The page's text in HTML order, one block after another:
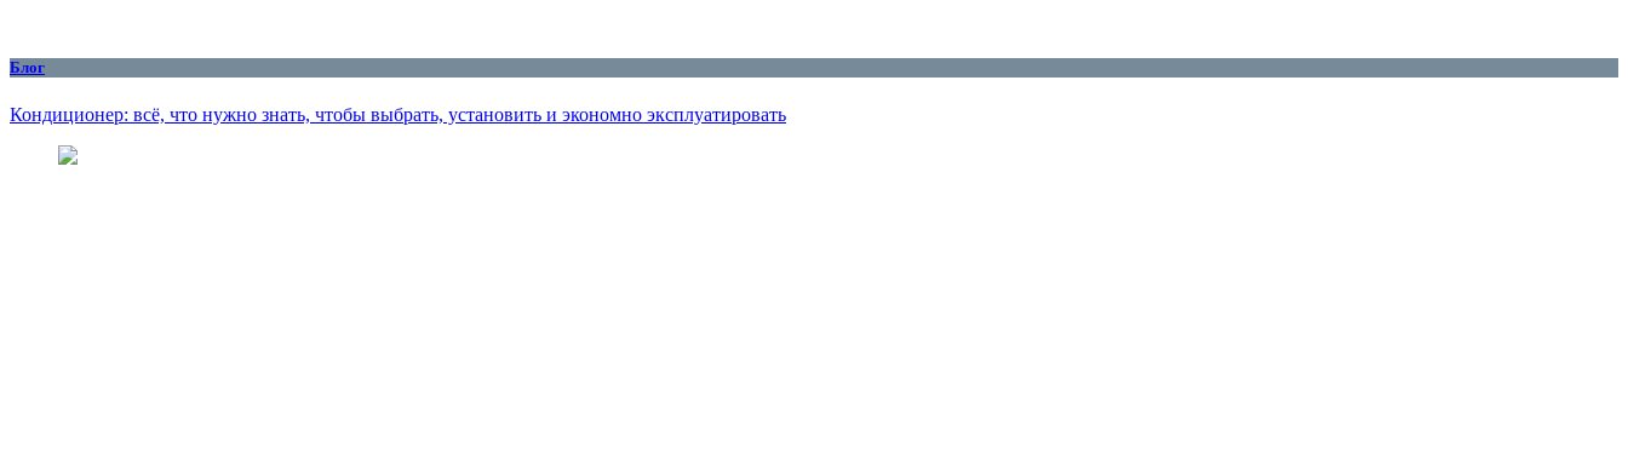
Блог
Кондиционер: всё, что нужно знать, чтобы выбрать, установить и экономно эксплуатировать